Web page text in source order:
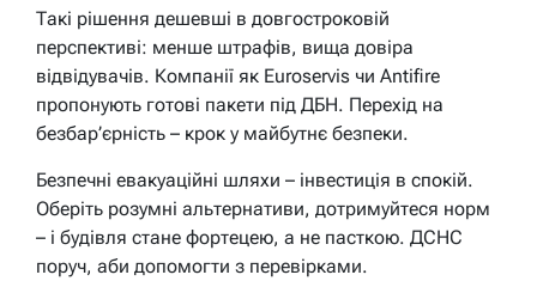
Такі рішення дешевші в довгостроковій
перспективі: менше штрафів, вища довіра
відвідувачів. Компанії як Euroservis чи Antifire
пропонують готові пакети під ДБН. Перехід на
безбар’єрність – крок у майбутнє безпеки.
Безпечні евакуаційні шляхи – інвестиція в спокій.
Оберіть розумні альтернативи, дотримуйтеся норм
– і будівля стане фортецею, а не пасткою. ДСНС
поруч, аби допомогти з перевірками.